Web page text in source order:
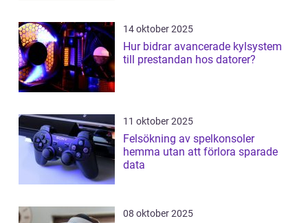
14 oktober 2025
Hur bidrar avancerade kylsystem
till prestandan hos datorer?
11 oktober 2025
Felsökning av spelkonsoler
hemma utan att förlora sparade
data
08 oktober 2025